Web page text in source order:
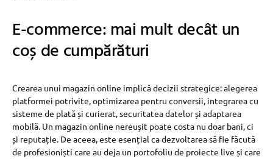
E-commerce: mai mult decât un
coș de cumpărături
Crearea unui magazin online implică decizii strategice: alegerea
platformei potrivite, optimizarea pentru conversii, integrarea cu
sisteme de plată și curierat, securitatea datelor și adaptarea
mobilă. Un magazin online nereușit poate costa nu doar bani, ci
și reputație. De aceea, este esențial ca dezvoltarea să fie făcută
de profesioniști care au deja un portofoliu de proiecte live și care